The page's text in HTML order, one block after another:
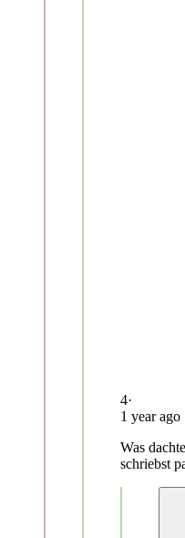
4·
1 year ago
Was
schriebst